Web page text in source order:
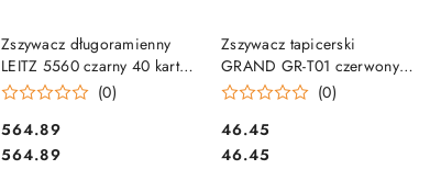
Zszywacz długoramienny
LEITZ 5560 czarny 40 kartek
24/6 55600095
(0)
Cena:
564.89
Cena:
564.89
DO KOSZYKA
Zszywacz tapicerski
GRAND GR-T01 czerwony
110-1704
(0)
Cena:
46.45
Cena:
46.45
DO KOSZYKA